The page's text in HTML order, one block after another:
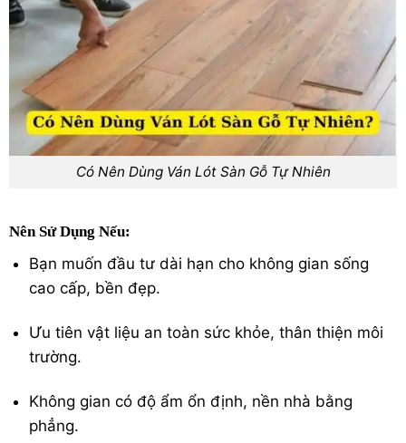
Có Nên Dùng Ván Lót Sàn Gỗ Tự Nhiên
Nên Sử Dụng Nếu:
Bạn muốn đầu tư dài hạn cho không gian sống
cao cấp, bền đẹp.
Ưu tiên vật liệu an toàn sức khỏe, thân thiện môi
trường.
Không gian có độ ẩm ổn định, nền nhà bằng
phẳng.